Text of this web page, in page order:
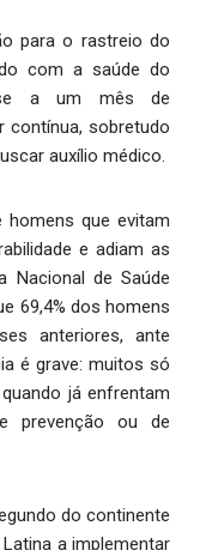
para o rastreio do
com a saúde do
se a um mês de
contínua, sobretudo
auxílio médico.
que evitam
e adiam as
Nacional de Saúde
69,4% dos homens
anteriores, ante
é grave: muitos só
já enfrentam
prevenção ou de
do continente
a implementar